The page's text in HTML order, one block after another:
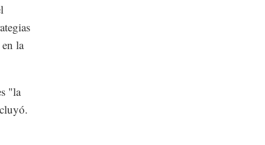
la
"la